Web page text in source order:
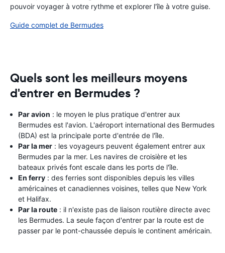
pouvoir voyager à votre rythme et explorer l'île à votre guise.
Guide complet de Bermudes
Quels sont les meilleurs moyens
d'entrer en Bermudes ?
Par avion : le moyen le plus pratique d'entrer aux
Bermudes est l'avion. L'aéroport international des Bermudes
(BDA) est la principale porte d'entrée de l'île.
Par la mer : les voyageurs peuvent également entrer aux
Bermudes par la mer. Les navires de croisière et les
bateaux privés font escale dans les ports de l'île.
En ferry : des ferries sont disponibles depuis les villes
américaines et canadiennes voisines, telles que New York
et Halifax.
Par la route : il n'existe pas de liaison routière directe avec
les Bermudes. La seule façon d'entrer par la route est de
passer par le pont-chaussée depuis le continent américain.